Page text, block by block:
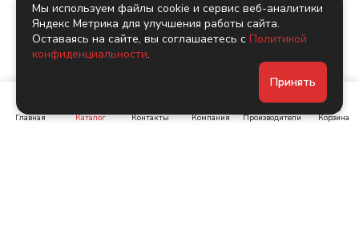
Главная Каталог Контакты Компания Производители Корзина
Мы используем файлы cookie и сервис веб-аналитики
Яндекс Метрика для улучшения работы сайта.
Оставаясь на сайте, вы соглашаетесь с Политикой
конфиденциальности.
Принять